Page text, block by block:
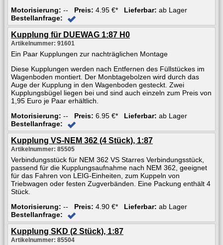
Motorisierung: -- Preis: 4.95 €* Lieferbar: ab Lager
Bestellanfrage:
Kupplung für DUEWAG 1:87 H0
Artikelnummer: 91601
Ein Paar Kupplungen zur nachträglichen Montage
Diese Kupplungen werden nach Entfernen des Füllstückes im
Wagenboden montiert. Der Monbtagebolzen wird durch das
Auge der Kupplung in den Wagenboden gesteckt. Zwei
Kupplungsbügel liegen bei und sind auch einzeln zum Preis von
1,95 Euro je Paar erhältlich.
Motorisierung: -- Preis: 6.95 €* Lieferbar: ab Lager
Bestellanfrage:
Kupplung VS-NEM 362 (4 Stück), 1:87
Artikelnummer: 85505
Verbindungsstück für NEM 362 VS Starres Verbindungsstück,
passend für die Kupplungsaufnahme nach NEM 362, geeignet
für das Fahren von LEIG-Einheiten, zum Kuppeln von
Triebwagen oder festen Zugverbänden. Eine Packung enthält 4
Stück.
Motorisierung: -- Preis: 4.90 €* Lieferbar: ab Lager
Bestellanfrage:
Kupplung SKD (2 Stück), 1:87
Artikelnummer: 85504